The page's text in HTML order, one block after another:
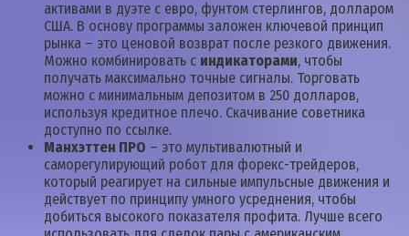
активами в дуэте с евро, фунтом стерлингов, долларом
США. В основу программы заложен ключевой принцип
рынка – это ценовой возврат после резкого движения.
Можно комбинировать с индикаторами, чтобы
получать максимально точные сигналы. Торговать
можно с минимальным депозитом в 250 долларов,
используя кредитное плечо. Скачивание советника
доступно по ссылке.
Манхэттен ПРО – это мультивалютный и
саморегулирующий робот для форекс-трейдеров,
который реагирует на сильные импульсные движения и
действует по принципу умного усреднения, чтобы
добиться высокого показателя профита. Лучше всего